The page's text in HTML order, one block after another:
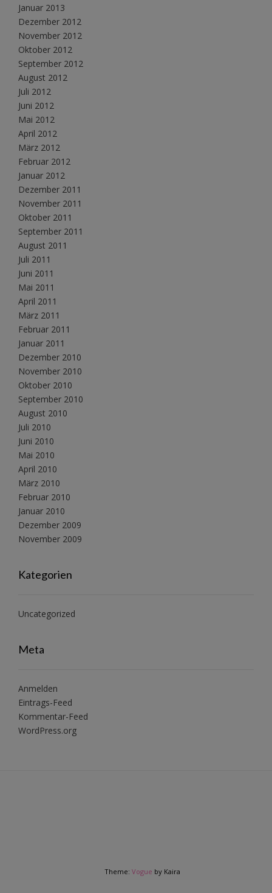
Januar 2013
Dezember 2012
November 2012
Oktober 2012
September 2012
August 2012
Juli 2012
Juni 2012
Mai 2012
April 2012
März 2012
Februar 2012
Januar 2012
Dezember 2011
November 2011
Oktober 2011
September 2011
August 2011
Juli 2011
Juni 2011
Mai 2011
April 2011
März 2011
Februar 2011
Januar 2011
Dezember 2010
November 2010
Oktober 2010
September 2010
August 2010
Juli 2010
Juni 2010
Mai 2010
April 2010
März 2010
Februar 2010
Januar 2010
Dezember 2009
November 2009
Kategorien
Uncategorized
Meta
Anmelden
Eintrags-Feed
Kommentar-Feed
WordPress.org
Theme: Vogue by Kaira